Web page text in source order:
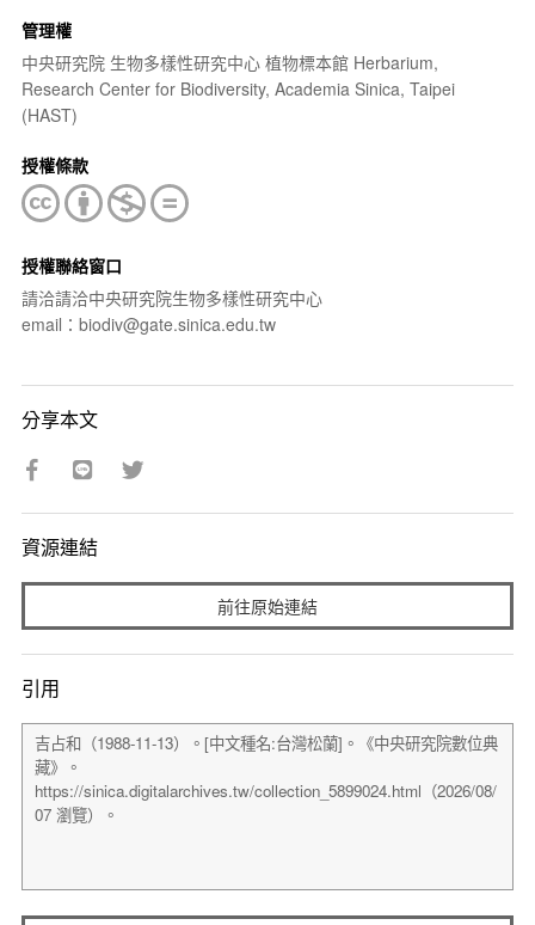
管理權
中央研究院 生物多樣性研究中心 植物標本館 Herbarium,
Research Center for Biodiversity, Academia Sinica, Taipei
(HAST)
授權條款
授權聯絡窗口
請洽請洽中央研究院生物多樣性研究中心
email：biodiv@gate.sinica.edu.tw
分享本文
資源連結
前往原始連結
引用